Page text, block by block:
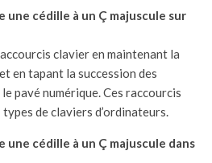
cédille à un Ç majuscule sur
clavier en maintenant la
en tapant la succession des
pavé numérique. Ces raccourcis
de claviers d’ordinateurs.
cédille à un Ç majuscule dans